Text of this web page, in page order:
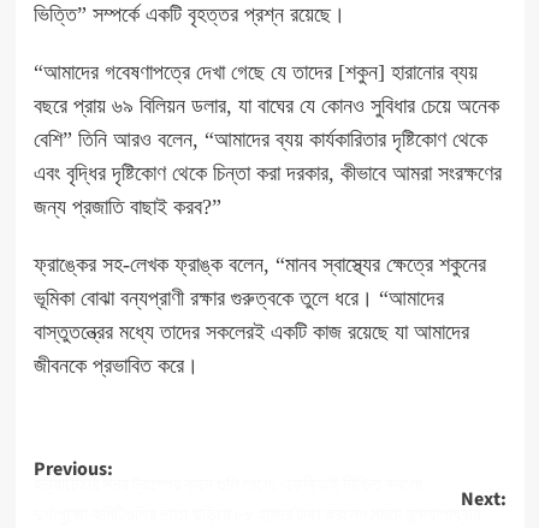
ভিত্তি” সম্পর্কে একটি বৃহত্তর প্রশ্ন রয়েছে।
“আমাদের গবেষণাপত্রে দেখা গেছে যে তাদের [শকুন] হারানোর ব্যয়
বছরে প্রায় ৬৯ বিলিয়ন ডলার, যা বাঘের যে কোনও সুবিধার চেয়ে অনেক
বেশি” তিনি আরও বলেন, “আমাদের ব্যয় কার্যকারিতার দৃষ্টিকোণ থেকে
এবং বৃদ্ধির দৃষ্টিকোণ থেকে চিন্তা করা দরকার, কীভাবে আমরা সংরক্ষণের
জন্য প্রজাতি বাছাই করব?”
ফ্রাঙ্কের সহ-লেখক ফ্রাঙ্ক বলেন, “মানব স্বাস্থ্যের ক্ষেত্রে শকুনের
ভূমিকা বোঝা বন্যপ্রাণী রক্ষার গুরুত্বকে তুলে ধরে। “আমাদের
বাস্তুতন্ত্রের মধ্যে তাদের সকলেরই একটি কাজ রয়েছে যা আমাদের
জীবনকে প্রভাবিত করে।
Post
Previous:
হত্যাচেষ্টার সময় ট্রাম্পের কানে গুলি লাগে: এফবিআই নিশ্চিত করলো
Next:
দুর্গাপুজো কমিটিগুলির ভাতা বাড়িয়ে ৮৫ হাজার টাকা করলেন মমতা বন্দ্যোপাধ্যায়